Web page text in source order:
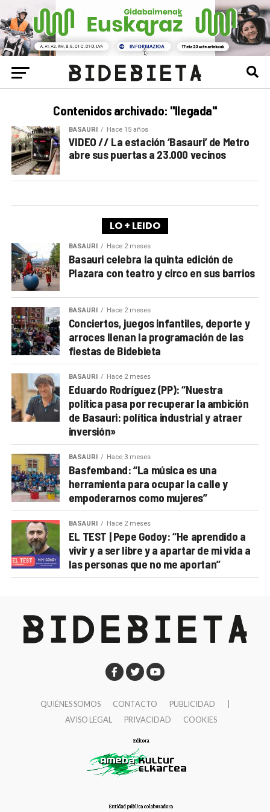
Contenidos archivado: "llegada"
BASAURI Hace 15 años
VIDEO // La estación ‘Basauri’ de Metro
abre sus puertas a 23.000 vecinos
LO + LEIDO
BASAURI Hace 2 meses
Basauri celebra la quinta edición de
Plazara con teatro y circo en sus barrios
BASAURI Hace 2 meses
Conciertos, juegos infantiles, deporte y
arroces llenan la programación de las
fiestas de Bidebieta
BASAURI Hace 2 meses
Eduardo Rodríguez (PP): “Nuestra
política pasa por recuperar la ambición
de Basauri: política industrial y atraer
inversión»
BASAURI Hace 3 meses
Basfemband: “La música es una
herramienta para ocupar la calle y
empoderarnos como mujeres”
BASAURI Hace 2 meses
EL TEST | Pepe Godoy: “He aprendido a
vivir y a ser libre y a apartar de mi vida a
las personas que no me aportan”
QUIÉNES SOMOS CONTACTO PUBLICIDAD
AVISO LEGAL
PRIVACIDAD COOKIES